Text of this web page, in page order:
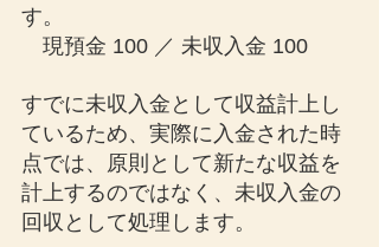
す。
現預金 100 ／ 未収入金 100
すでに未収入金として収益計上し
ているため、実際に入金された時
点では、原則として新たな収益を
計上するのではなく、未収入金の
回収として処理します。